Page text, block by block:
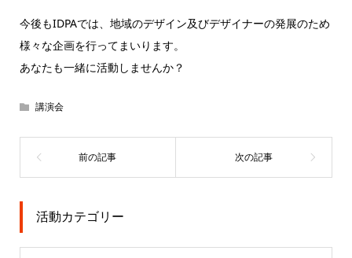
今後もIDPAでは、地域のデザイン及びデザイナーの発展のため
様々な企画を行ってまいります。
あなたも一緒に活動しませんか？
講演会
活動カテゴリー